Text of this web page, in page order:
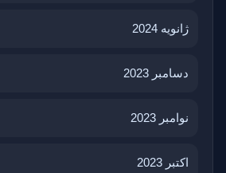
ژانویه 2024
دسامبر 2023
نوامبر 2023
اکتبر 2023